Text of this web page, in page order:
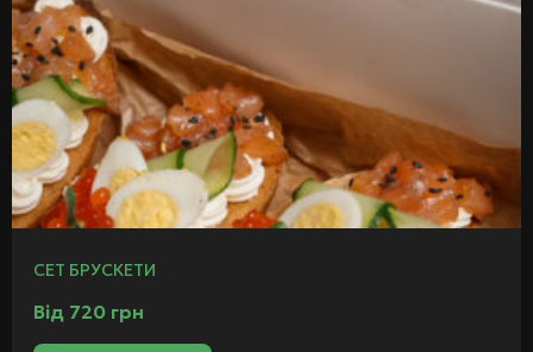
СЕТ БРУСКЕТИ
Від 720 грн